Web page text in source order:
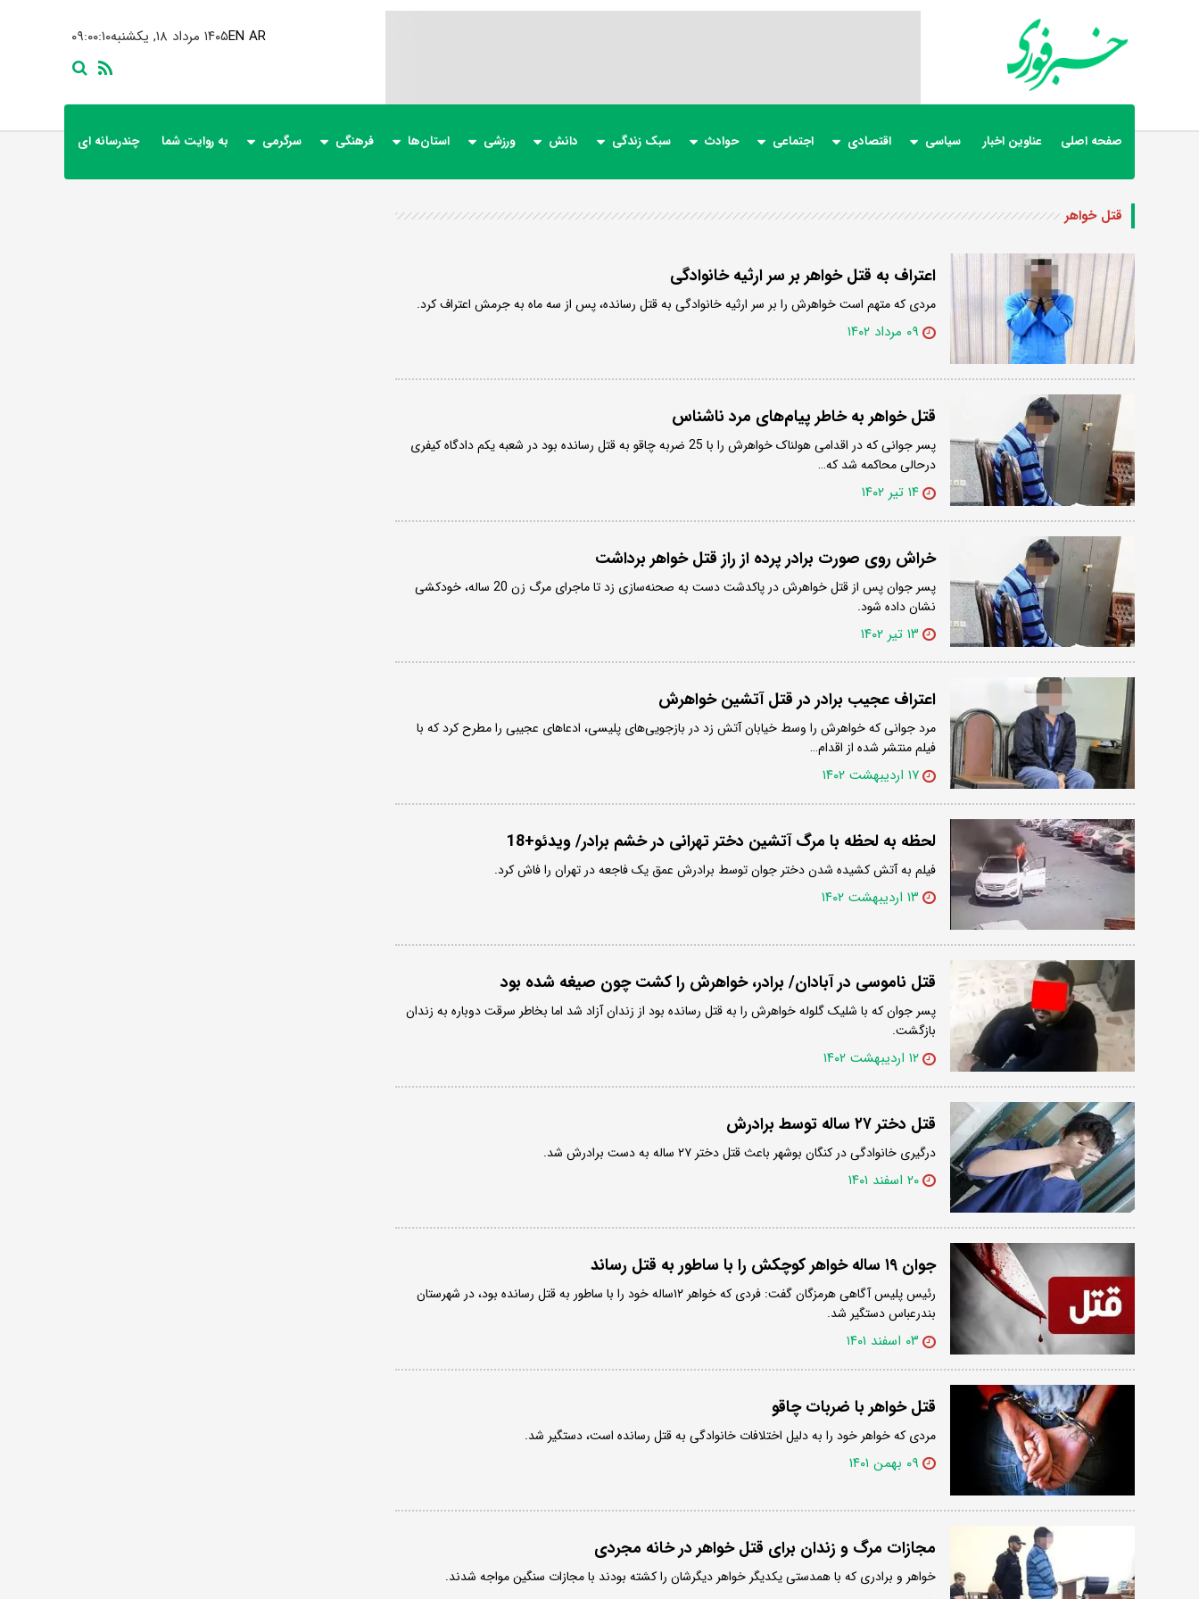
۰۹:۰۰:۱۱ ۱۴۰۵ مرداد ۱۸, یکشنبهEN AR
صفحه اصلی عناوین اخبار سیاسی اقتصادی اجتماعی حوادث سبک زندگی دانش ورزشی استان‌ها فرهنگی سرگرمی به روایت شما چندرسانه ای
قتل خواهر
اعتراف به قتل خواهر بر سر ارثیه خانوادگی
مردی که متهم است خواهرش را بر سر ارثیه خانوادگی به قتل رسانده، پس از سه ماه به جرمش اعتراف کرد.
۰۹ مرداد ۱۴۰۲
قتل خواهر به خاطر پیام‌های مرد ناشناس
پسر جوانی که در اقدامی هولناک خواهرش را با 25 ضربه چاقو به قتل رسانده بود در شعبه یکم دادگاه کیفری
درحالی محاکمه شد که…
۱۴ تیر ۱۴۰۲
خراش روی صورت برادر پرده از راز قتل خواهر برداشت
پسر جوان پس از قتل خواهرش در پاکدشت دست به صحنه‌سازی زد تا ماجرای مرگ زن 20 ساله، خودکشی
نشان داده شود.
۱۳ تیر ۱۴۰۲
اعتراف عجیب برادر در قتل آتشین خواهرش
مرد جوانی که خواهرش را وسط خیابان آتش زد در بازجویی‌های پلیسی، ادعاهای عجیبی را مطرح کرد که با
فیلم منتشر شده از اقدام…
۱۷ اردیبهشت ۱۴۰۲
لحظه به لحظه با مرگ آتشین دختر تهرانی در خشم برادر/ ویدئو+18
فیلم به آتش کشیده شدن دختر جوان توسط برادرش عمق یک فاجعه در تهران را فاش کرد.
۱۳ اردیبهشت ۱۴۰۲
قتل ناموسی در آبادان/ برادر، خواهرش را کشت چون صیغه شده بود
پسر جوان که با شلیک گلوله خواهرش را به قتل رسانده بود از زندان آزاد شد اما بخاطر سرقت دوباره به زندان
بازگشت.
۱۲ اردیبهشت ۱۴۰۲
قتل دختر ۲۷ ساله توسط برادرش
درگیری خانوادگی در کنگان بوشهر باعث قتل دختر ۲۷ ساله به دست برادرش شد.
۲۰ اسفند ۱۴۰۱
جوان ۱۹ ساله خواهر کوچکش را با ساطور به قتل رساند
رئیس پلیس آگاهی هرمزگان گفت: فردی که خواهر ۱۲ساله خود را با ساطور به قتل رسانده بود، در شهرستان
بندرعباس دستگیر شد.
۰۳ اسفند ۱۴۰۱
قتل خواهر با ضربات چاقو
مردی که خواهر خود را به دلیل اختلافات خانوادگی به قتل رسانده است، دستگیر شد.
۰۹ بهمن ۱۴۰۱
مجازات مرگ و زندان برای قتل خواهر در خانه مجردی
خواهر و برادری که با همدستی یکدیگر خواهر دیگرشان را کشته بودند با مجازات سنگین مواجه شدند.